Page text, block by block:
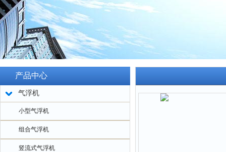
产品中心
气浮机
小型气浮机
组合气浮机
竖流式气浮机